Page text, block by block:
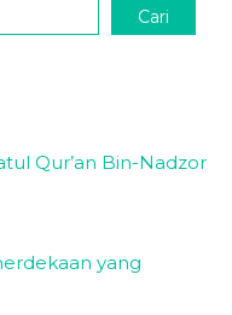
Cari
Qur’an Bin-Nadzor
yang